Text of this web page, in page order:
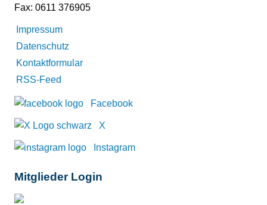
Fax: 0611 376905
Impressum
Datenschutz
Kontaktformular
RSS-Feed
Facebook
X
Instagram
Mitglieder Login